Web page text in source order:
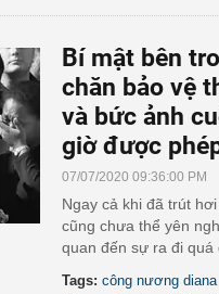
Bí mật bên
chăn bảo vệ
và bức ảnh
giờ được
07/07/2020 09:36:00 PM
Ngay cả khi đã trút
cũng chưa thể yên
quan đến sự ra đi quá
Tags: công nương diana